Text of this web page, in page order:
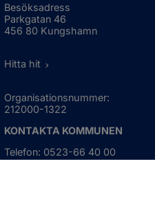
Besöksadress
Parkgatan 46
456 80 Kungshamn
Hitta hit
Organisationsnummer:
212000-1322
KONTAKTA KOMMUNEN
Telefon: 0523-66 40 00
Skicka e-post